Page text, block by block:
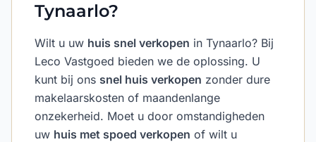
Tynaarlo?
Wilt u uw huis snel verkopen in Tynaarlo? Bij
Leco Vastgoed bieden we de oplossing. U
kunt bij ons snel huis verkopen zonder dure
makelaarskosten of maandenlange
onzekerheid. Moet u door omstandigheden
uw huis met spoed verkopen of wilt u